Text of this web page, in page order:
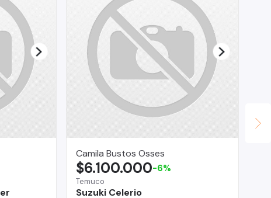
Camila Bustos Osses
Temuco
Suzuki Celerio
$6.100.000-6%